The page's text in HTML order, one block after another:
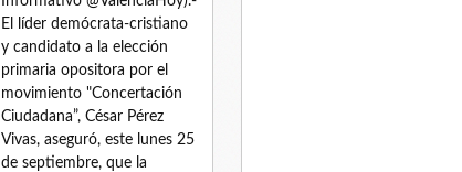
El líder demócrata-cristiano
y candidato a la elección
primaria opositora por el
movimiento "Concertación
Ciudadana”, César Pérez
Vivas, aseguró, este lunes 25
de septiembre, que la